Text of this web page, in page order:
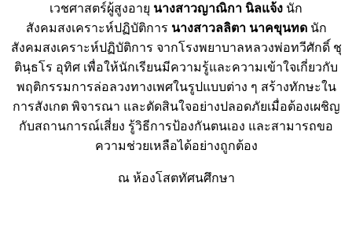
เวชศาสตร์ผู้สูงอายุ นางสาวญาณิกา นิลแจ้ง นัก
สังคมสงเคราะห์ปฏิบัติการ นางสาวลลิตา นาคขุนทด นัก
สังคมสงเคราะห์ปฏิบัติการ จากโรงพยาบาลหลวงพ่อทวีศักดิ์ ชุ
ตินฺธโร อุทิศ เพื่อให้นักเรียนมีความรู้และความเข้าใจเกี่ยวกับ
พฤติกรรมการล่อลวงทางเพศในรูปแบบต่าง ๆ สร้างทักษะใน
การสังเกต พิจารณา และตัดสินใจอย่างปลอดภัยเมื่อต้องเผชิญ
กับสถานการณ์เสี่ยง รู้วิธีการป้องกันตนเอง และสามารถขอ
ความช่วยเหลือได้อย่างถูกต้อง
ณ ห้องโสตทัศนศึกษา